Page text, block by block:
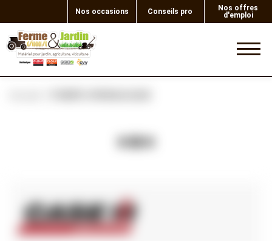
Nos occasions Conseils pro
Nos offres
d'emploi